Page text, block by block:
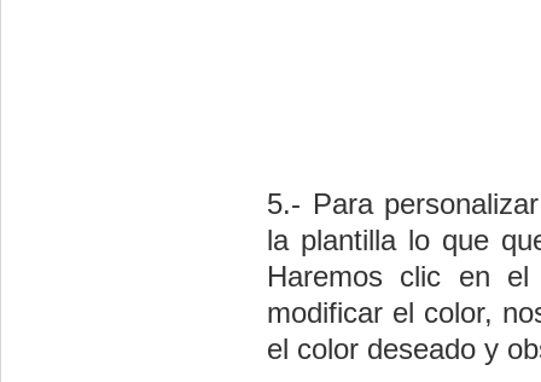
5.- Para
la plantilla lo que
Haremos clic en
modificar el color,
el color deseado y